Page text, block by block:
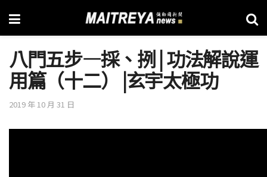
八門五步—採、挒 | 功法解說運
用篇（十二） |玄宇太極功
2019 年 10 月 31 日